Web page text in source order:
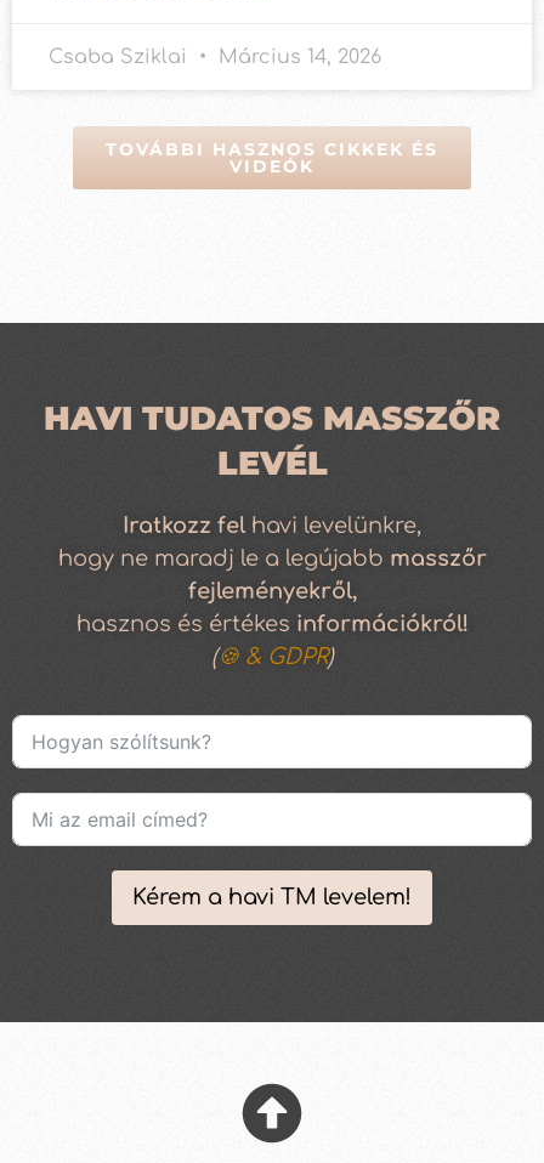
Csaba Sziklai Március 14, 2026
TOVÁBBI HASZNOS CIKKEK ÉS
VIDEÓK
HAVI TUDATOS MASSZŐR
LEVÉL
Iratkozz fel havi levelünkre,
hogy ne maradj le a legújabb masszőr
fejleményekről,
hasznos és értékes információkról!
(🍪 & GDPR)
Kérem a havi TM levelem!